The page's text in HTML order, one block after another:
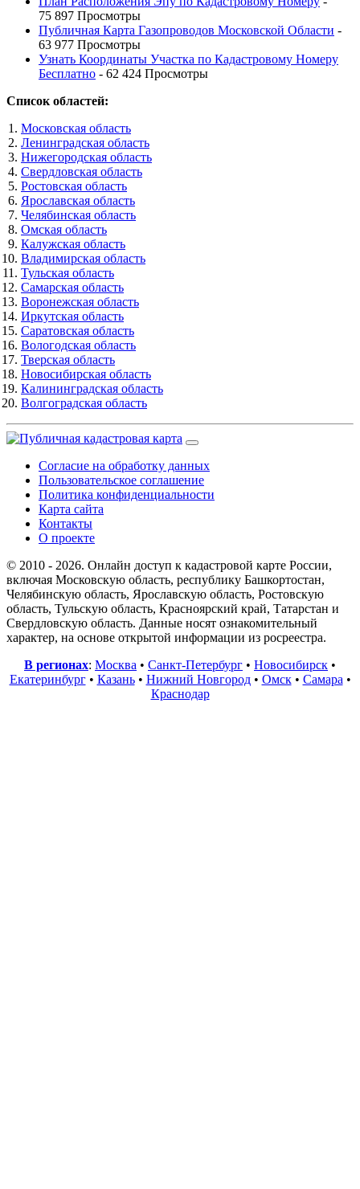
75 897 Просмотры
Публичная Карта Газопроводов Московской Области -
63 977 Просмотры
Узнать Координаты Участка по Кадастровому Номеру
Бесплатно - 62 424 Просмотры
Список областей:
Московская область
Ленинградская область
Нижегородская область
Свердловская область
Ростовская область
Ярославская область
Челябинская область
Омская область
Калужская область
Владимирская область
Тульская область
Самарская область
Воронежская область
Иркутская область
Саратовская область
Вологодская область
Тверская область
Новосибирская область
Калининградская область
Волгоградская область
Согласие на обработку данных
Пользовательское соглашение
Политика конфиденциальности
Карта сайта
Контакты
О проекте
© 2010 - 2026. Онлайн доступ к кадастровой карте России,
включая Московскую область, республику Башкортостан,
Челябинскую область, Ярославскую область, Ростовскую
область, Тульскую область, Красноярский край, Татарстан и
Свердловскую область. Данные носят ознакомительный
характер, на основе открытой информации из росреестра.
В регионах: Москва • Санкт-Петербург • Новосибирск •
Екатеринбург• Казань• Нижний Новгород• Омск• Самара •
Краснодар